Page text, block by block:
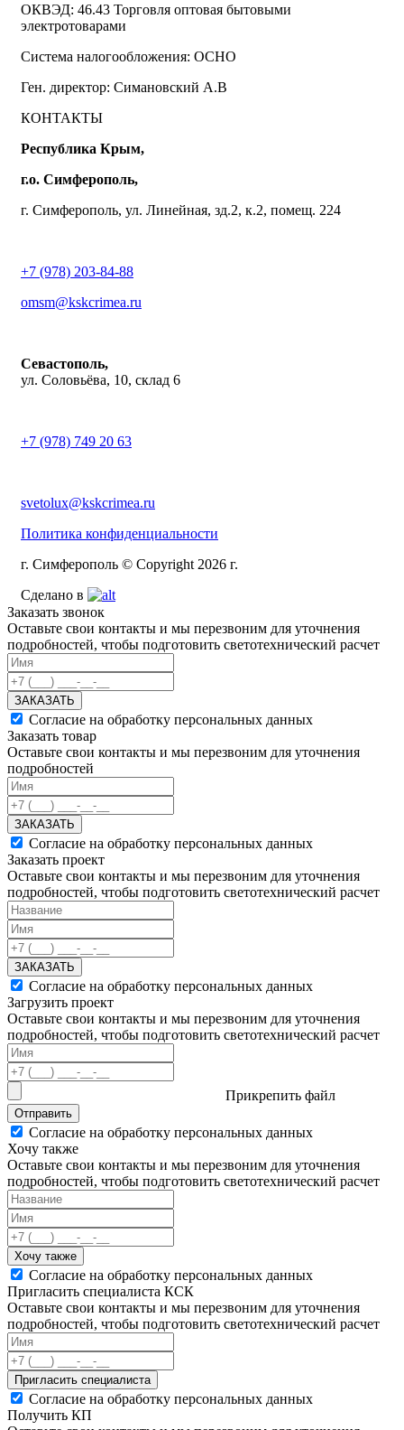
ОКВЭД: 46.43 Торговля оптовая бытовыми
электротоварами
Система налогообложения: ОСНО
Ген. директор: Симановский А.В
КОНТАКТЫ
Республика Крым,
г.о. Симферополь,
г. Симферополь, ул. Линейная, зд.2, к.2, помещ. 224
+7 (978) 203-84-88
omsm@kskcrimea.ru
Севастополь,
ул. Соловьёва, 10, склад 6
+7 (978) 749 20 63
svetolux@kskcrimea.ru
Политика конфиденциальности
г. Симферополь © Copyright 2026 г.
Сделано в
Заказать звонок
Оставьте свои контакты и мы перезвоним для уточнения
подробностей, чтобы подготовить светотехнический расчет
ЗАКАЗАТЬ
Согласие на обработку персональных данных
Заказать товар
Оставьте свои контакты и мы перезвоним для уточнения
подробностей
ЗАКАЗАТЬ
Согласие на обработку персональных данных
Заказать проект
Оставьте свои контакты и мы перезвоним для уточнения
подробностей, чтобы подготовить светотехнический расчет
ЗАКАЗАТЬ
Согласие на обработку персональных данных
Загрузить проект
Оставьте свои контакты и мы перезвоним для уточнения
подробностей, чтобы подготовить светотехнический расчет
Прикрепить файл
Отправить
Согласие на обработку персональных данных
Хочу также
Оставьте свои контакты и мы перезвоним для уточнения
подробностей, чтобы подготовить светотехнический расчет
Хочу также
Согласие на обработку персональных данных
Пригласить специалиста КСК
Оставьте свои контакты и мы перезвоним для уточнения
подробностей, чтобы подготовить светотехнический расчет
Пригласить специалиста
Согласие на обработку персональных данных
Получить КП